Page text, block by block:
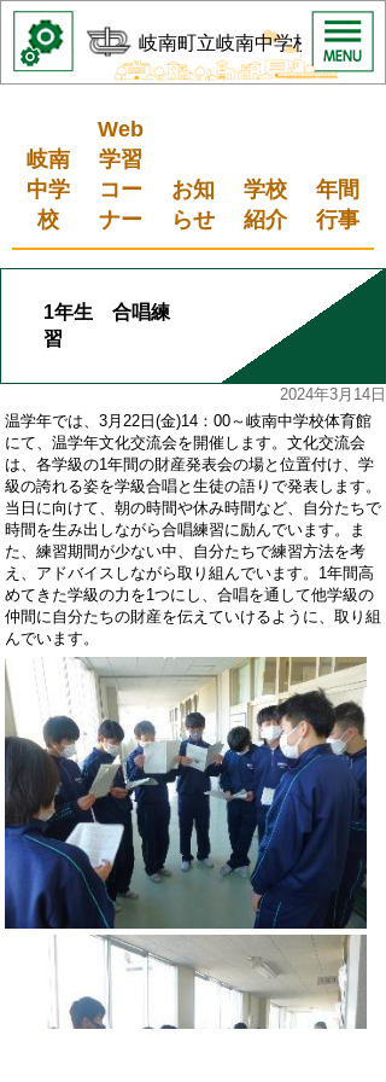
岐南町立岐南中学校
岐南
中学
校
Web
学習
コー
ナー
お知
らせ
学校
紹介
年間
行事
1年生 合唱練
習
2024年3月14日
温学年では、 3月22日(金)14 ： 00～岐南中学校体育館
にて、温学年文化交流会を開催します。文化交流会
は、各学級の1年間の財産発表会の場と位置付け、学
級の誇れる姿を学級合唱と生徒の語りで発表します。
当日に向けて、朝の時間や休み時間など、自分たちで
時間を生み出しながら合唱練習に励んでいます。ま
た、練習期間が少ない中、自分たちで練習方法を考
え、アドバイスしながら取り組んでいます。 1年間高
めてきた学級の力を1つにし、合唱を通して他学級の
仲間に自分たちの財産を伝えていけるように、取り組
んでいます。